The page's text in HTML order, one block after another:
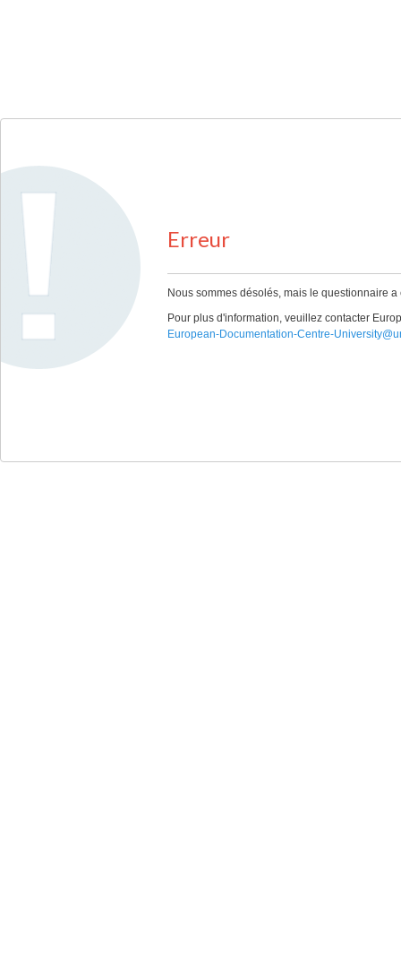
Erreur
Nous sommes désolés, mais le questionnaire
Pour plus d'information, veuillez contacter
European-Documentation-Centre-